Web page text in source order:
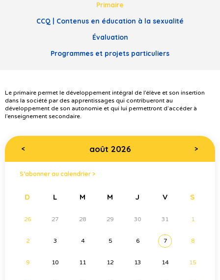
Primaire
CCQ | Contenus en éducation à la sexualité
Évaluation
Programmes et projets particuliers
Le primaire permet le développement intégral de l’élève et son insertion
dans la société par des apprentissages qui contribueront au
développement de son autonomie et qui lui permettront d’accéder à
l’enseignement secondaire.
< août 2026 >
S’abonner au calendrier >
D L M M J V S
26 27 28 29 30 31 1
2 3 4 5 6 7 8
9 10 11 12 13 14 15